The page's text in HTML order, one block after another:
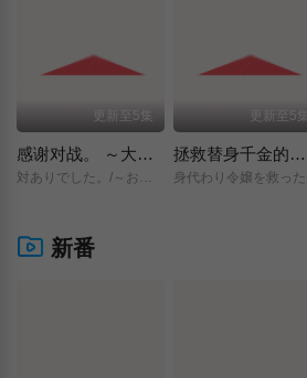
更新至5集
感谢对战。 ～大小姐才不玩格斗游戏～
対ありでした。/～お嬢さまは格闘ゲームなんてしない～/
更新至5集
拯救替身千金的是冷酷无情冰之王子的爱
新番